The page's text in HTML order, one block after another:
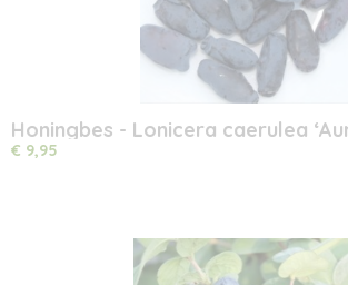
Honingbes - Lonicera caerulea
€ 9,95